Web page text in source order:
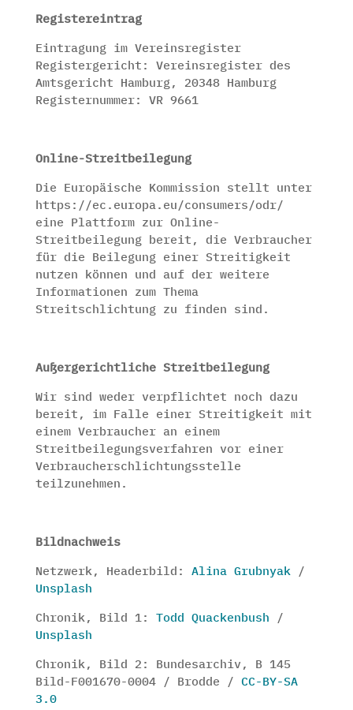
Registereintrag
Eintragung im Vereinsregister
Registergericht: Vereinsregister des
Amtsgericht Hamburg, 20348 Hamburg
Registernummer: VR 9661
Online-Streitbeilegung
Die Europäische Kommission stellt unter
https://ec.europa.eu/consumers/odr/
eine Plattform zur Online-
Streitbeilegung bereit, die Verbraucher
für die Beilegung einer Streitigkeit
nutzen können und auf der weitere
Informationen zum Thema
Streitschlichtung zu finden sind.
Außergerichtliche Streitbeilegung
Wir sind weder verpflichtet noch dazu
bereit, im Falle einer Streitigkeit mit
einem Verbraucher an einem
Streitbeilegungsverfahren vor einer
Verbraucherschlichtungsstelle
teilzunehmen.
Bildnachweis
Netzwerk, Headerbild: Alina Grubnyak/
Unsplash
Chronik, Bild 1: Todd Quackenbush /
Unsplash
Chronik, Bild 2: Bundesarchiv, B 145
Bild-F001670-0004 / Brodde / CC-BY-SA
3.0